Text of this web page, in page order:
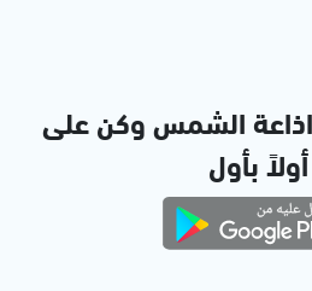
الشمس وكن على
بأول